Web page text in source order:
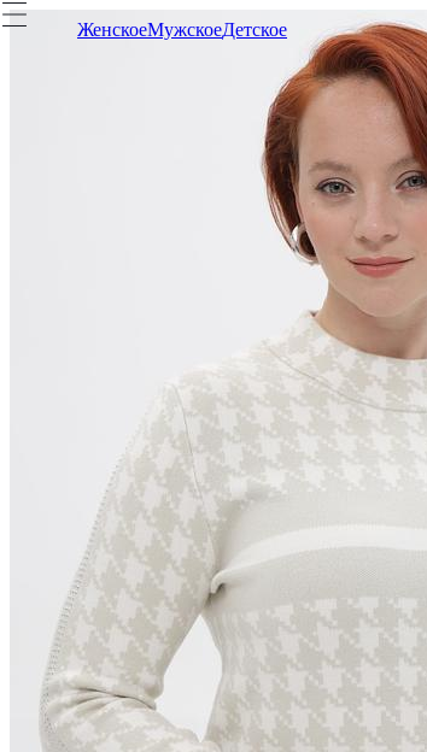
ЖенскоеМужскоеДетское